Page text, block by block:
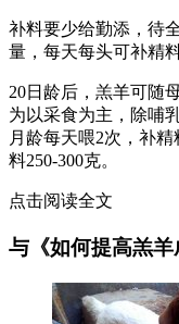
补料要少给勤添，待
量，每天每头可补精
20日龄后，羔羊可随
为以采食为主，除哺
月龄每天喂2次，补
料250-300克。
点击阅读全文
与《如何提高羔羊